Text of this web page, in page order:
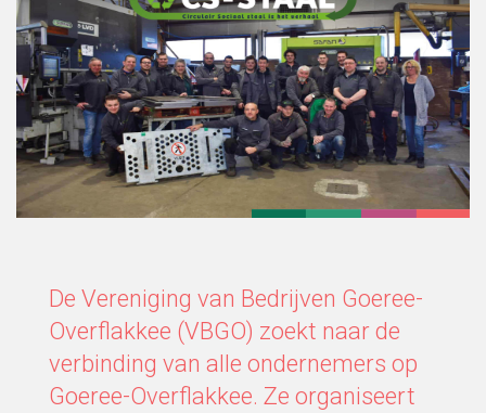
De Vereniging van Bedrijven Goeree-
Overflakkee (VBGO) zoekt naar de
verbinding van alle ondernemers op
Goeree-Overflakkee. Ze organiseert